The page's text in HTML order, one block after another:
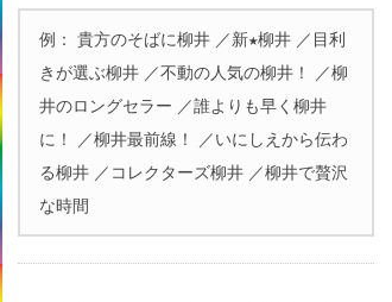
例： 貴方のそばに柳井 ／新★柳井 ／目利
きが選ぶ柳井 ／不動の人気の柳井！ ／柳
井のロングセラー ／誰よりも早く柳井
に！ ／柳井最前線！ ／いにしえから伝わ
る柳井 ／コレクターズ柳井 ／柳井で贅沢
な時間